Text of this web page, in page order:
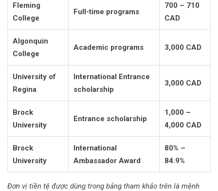
Fleming
College
Full-time programs
700 – 710
CAD
Algonquin
College
Academic programs 3,000 CAD
University of
Regina
International Entrance
scholarship
3,000 CAD
Brock
University
Entrance scholarship
1,000 –
4,000 CAD
Brock
University
International
Ambassador Award
80% –
84.9%
Đơn vị tiền tệ được dùng trong bảng tham khảo trên là mệnh